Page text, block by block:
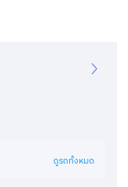
ทศ
20 สถาบันการเงิน
น้ำ
ดูรถทั้งหมด